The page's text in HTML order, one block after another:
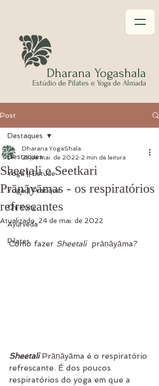
Dharana Yogashala
Estúdio de Pilates e Yoga de Almada
Post
Destaques
Yoga || Estude
Yoga || Pratique
Chi Kung
Ayurveda
Pilates
Destaques
Sheetali e Seetkari
Prāṇāyāmas - os respiratórios
refrescantes
Dharana YogaShala
23 de mai. de 2022 2 min de leitura
Atualizado: 24 de mai. de 2022
Como fazer Sheetali prāṇāyāma?
Sheetali Prāṇāyāma é o respiratório
refrescante. É dos poucos
respiratórios do yoga em que a